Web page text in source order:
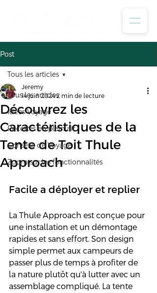
Post
Tous les articles
Idées Voyage
Recettes en plein air
Conseils de Voyage
Zoom sur les fonctionnalités
Tous les articles
Découvrez les
Caractéristiques de la
Tente de Toit Thule
Approach
Jeremy
14 juin 20242 min de lecture
Facile a déployer et replier
La Thule Approach est conçue pour
une installation et un démontage
rapides et sans effort. Son design
simple permet aux campeurs de
passer plus de temps à profiter de
la nature plutôt qu'à lutter avec un
assemblage compliqué. La tente